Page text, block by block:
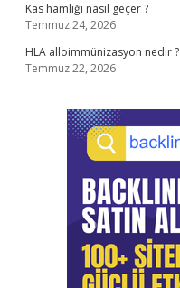
Kas hamlığı nasıl geçer ?
Temmuz 24, 2026
HLA alloimmünizasyon nedir ?
Temmuz 22, 2026